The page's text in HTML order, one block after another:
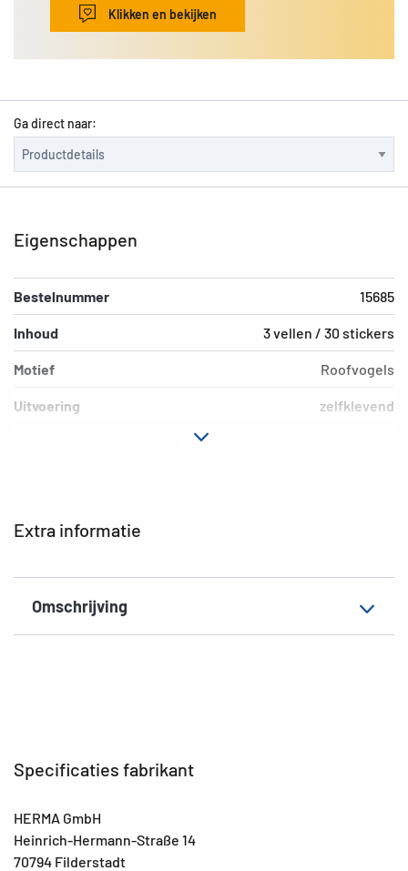
Klikken en bekijken
Ga direct naar:
Extra informatie
Omschrijving
Eigenschappen
Bestelnummer 15685
Inhoud 3 vellen / 30 stickers
Motief Roofvogels
Uitvoering zelfklevend
Specificaties fabrikant
HERMA GmbH
Heinrich-Hermann-Straße 14
70794 Filderstadt